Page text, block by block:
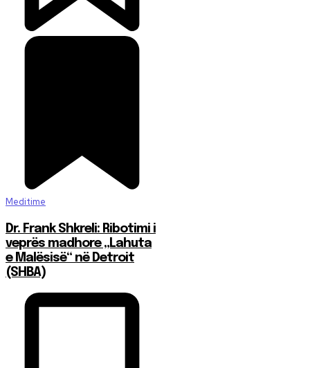
Meditime
Dr. Frank Shkreli: Ribotimi i
veprës madhore „Lahuta
e Malësisë“ në Detroit
(SHBA)